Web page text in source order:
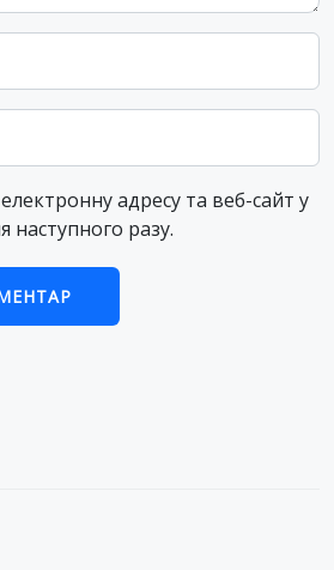
адресу та веб-сайт у
наступного разу.